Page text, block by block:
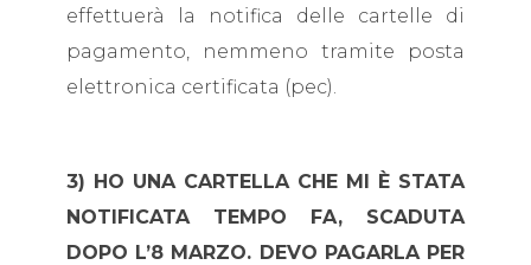
effettuerà la notifica delle cartelle di
pagamento, nemmeno tramite posta
elettronica certificata (pec).
3) HO UNA CARTELLA CHE MI È STATA
NOTIFICATA TEMPO FA, SCADUTA
DOPO L’8 MARZO. DEVO PAGARLA PER